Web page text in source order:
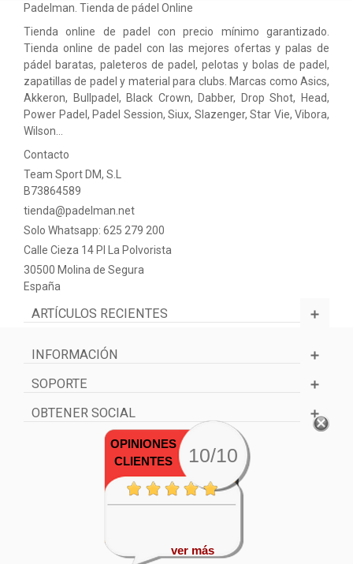
Padelman. Tienda de pádel Online
Tienda online de padel con precio mínimo garantizado.
Tienda online de padel con las mejores ofertas y palas de
pádel baratas, paleteros de padel, pelotas y bolas de padel,
zapatillas de padel y material para clubs. Marcas como Asics,
Akkeron, Bullpadel, Black Crown, Dabber, Drop Shot, Head,
Power Padel, Padel Session, Siux, Slazenger, Star Vie, Vibora,
Wilson…
Contacto
Team Sport DM, S.L
B73864589
tienda@padelman.net
Solo Whatsapp: 625 279 200
Calle Cieza 14 PI La Polvorista
30500 Molina de Segura
España
ARTÍCULOS RECIENTES
INFORMACIÓN
SOPORTE
OBTENER SOCIAL
OPINIONES
CLIENTES
10/10
ver más